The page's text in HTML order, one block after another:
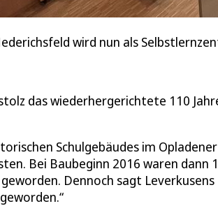
wird nun als
das wiederhergerichtete 110
Schulgebäudes im
Bei Baubeginn 2016 waren
Dennoch sagt